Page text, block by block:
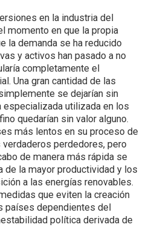
en la industria del
momento en que la propia
la demanda se ha reducido
y activos han pasado a no
completamente el
Una gran cantidad de las
se dejarían sin
especializada utilizada en los
quedarían sin valor alguno.
más lentos en su proceso de
perdedores, pero
de manera más rápida se
de la mayor productividad y los
a las energías renovables.
que eviten la creación
países dependientes del
política derivada de